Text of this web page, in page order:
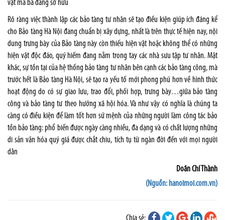
vật mà bà đang sở hữu
Rõ ràng việc thành lập các bảo tàng tư nhân sẽ tạo điều kiện giúp ích đáng kể
cho Bảo tàng Hà Nội đang chuẩn bị xây dựng, nhất là trên thực tế hiện nay, nội
dung trưng bày của Bảo tàng này còn thiếu hiện vật hoặc không thể có những
hiện vật độc đáo, quý hiếm đang nằm trong tay các nhà sưu tập tư nhân. Mặt
khác, sự tồn tại của hệ thống bảo tàng tư nhân bên cạnh các bảo tàng công, mà
trước hết là Bảo tàng Hà Nội, sẽ tạo ra yếu tố mới phong phú hơn về hình thức
hoạt động do có sự giao lưu, trao đổi, phối hợp, trưng bày…giữa bảo tàng
công và bảo tàng tư theo hướng xã hội hóa. Và như vậy có nghĩa là chúng ta
càng có điều kiện để làm tốt hơn sứ mệnh của những người làm công tác bảo
tồn bảo tàng: phổ biến được ngày càng nhiều, đa dạng và có chất lượng những
di sản văn hóa quý giá được chắt chiu, tích tụ từ ngàn đời đến với mọi người
dân
Doãn Chí Thành
(Nguồn: hanoimoi.com.vn)
Chia sẻ: